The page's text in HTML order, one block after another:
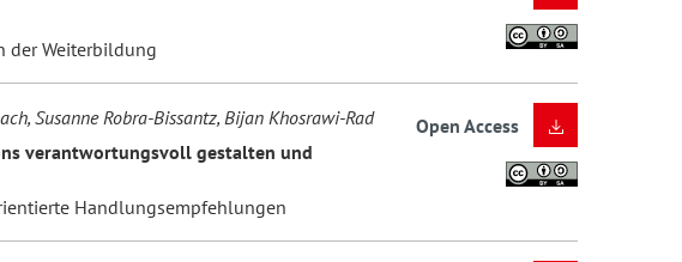
der Weiterbildung
Susanne Robra-Bissantz, Bijan Khosrawi-Rad
verantwortungsvoll gestalten und
Handlungsempfehlungen
Open Access